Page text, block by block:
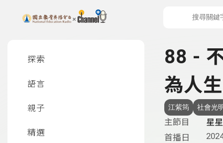
上方功能區塊
探索
語言
親子
精選
88 -
為人
江紫筠 社會光
主節目
星
首播日